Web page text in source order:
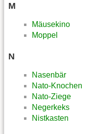
M
Mäusekino
Moppel
N
Nasenbär
Nato-Knochen
Nato-Ziege
Negerkeks
Nistkasten